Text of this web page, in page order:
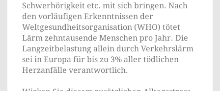
Schwerhörigkeit etc. mit sich bringen. Nach
den vorläufigen Erkenntnissen der
Weltgesundheitsorganisation (WHO) tötet
Lärm zehntausende Menschen pro Jahr. Die
Langzeitbelastung allein durch Verkehrslärm
sei in Europa für bis zu 3% aller tödlichen
Herzanfälle verantwortlich.